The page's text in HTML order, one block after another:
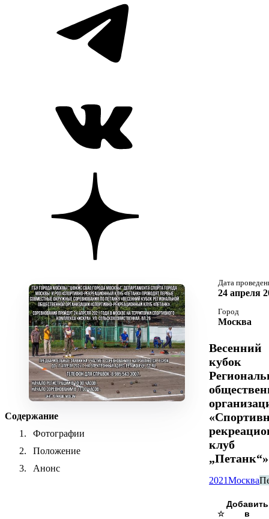
Содержание
Фотографии
Положение
Анонс
Дата
24 апреля
Город
Москва
Весенний
кубок
клуб
„Петанк“»
2021Москва
☆